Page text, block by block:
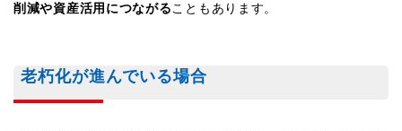
削減や資産活用につながることもあります。
老朽化が進んでいる場合